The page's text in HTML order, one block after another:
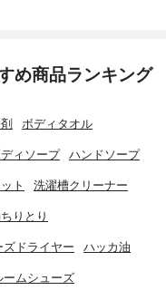
め商品ランキング
ボディタオル
ィソープ ハンドソープ
ト 洗濯槽クリーナー
りとり
ズドライヤー ハッカ油
ームシューズ